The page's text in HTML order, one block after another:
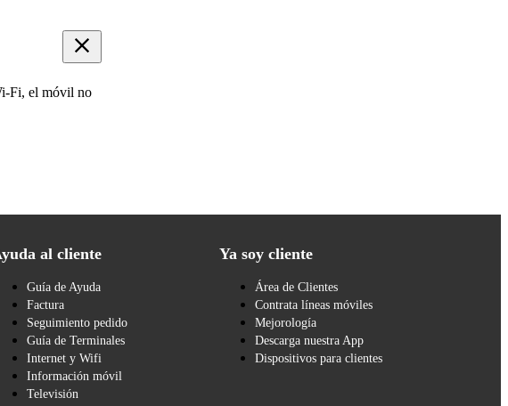
Fi, el móvil no
al cliente
Guía de Ayuda
Factura
Seguimiento pedido
Guía de Terminales
Internet y Wifi
Información móvil
Televisión
Ya soy cliente
Área de Clientes
Contrata líneas móviles
Mejorología
Descarga nuestra App
Dispositivos para clientes